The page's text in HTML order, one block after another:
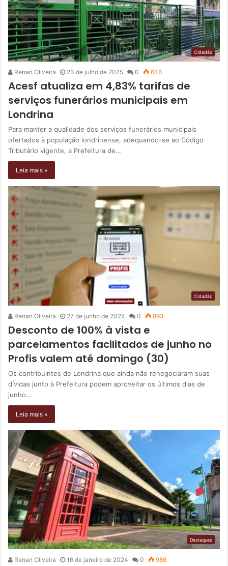
Cidadão
Renan Oliveira 23 de julho de 2025 0 646
Acesf atualiza em 4,83% tarifas de
serviços funerários municipais em
Londrina
Para manter a qualidade dos serviços funerários municipais
ofertados à população londrinense, adequando-se ao Código
Tributário vigente, a Prefeitura de…
Leia mais »
Cidadão
Renan Oliveira 27 de junho de 2024 0 893
Desconto de 100% à vista e
parcelamentos facilitados de junho no
Profis valem até domingo (30)
Os contribuintes de Londrina que ainda não renegociaram suas
dívidas junto à Prefeitura podem aproveitar os últimos dias de
junho…
Leia mais »
Destaques
Renan Oliveira 16 de janeiro de 2024 0 986